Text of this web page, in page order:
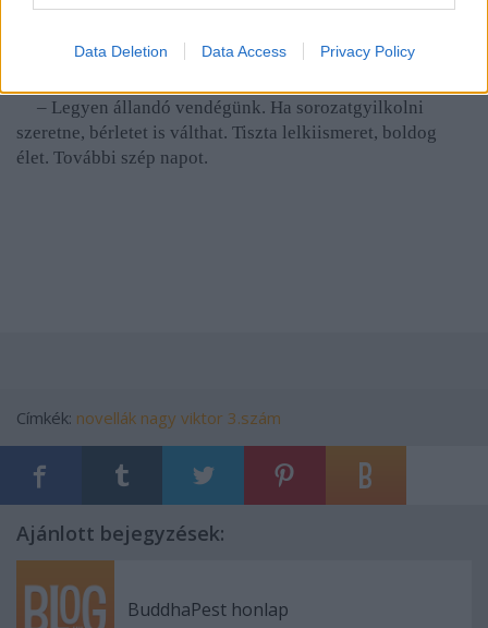
Data Deletion Data Access Privacy Policy
kikíséri a kapuhoz.
– Legyen állandó vendégünk. Ha sorozatgyilkolni
szeretne, bérletet is válthat. Tiszta lelkiismeret, boldog
élet. További szép napot.
Címkék: novellák nagy viktor 3.szám
Ajánlott bejegyzések:
BuddhaPest honlap